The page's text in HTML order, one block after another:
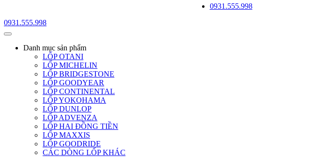
0931.555.998
0931.555.998
Danh mục sản phẩm
LỐP OTANI
LỐP MICHELIN
LỐP BRIDGESTONE
LỐP GOODYEAR
LỐP CONTINENTAL
LỐP YOKOHAMA
LỐP DUNLOP
LỐP ADVENZA
LỐP HAI ĐỒNG TIỀN
LỐP MAXXIS
LỐP GOODRIDE
CÁC DÒNG LỐP KHÁC